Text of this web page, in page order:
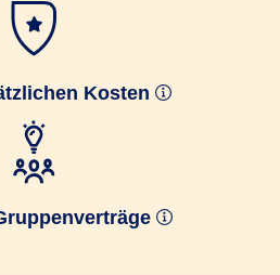
Kosten